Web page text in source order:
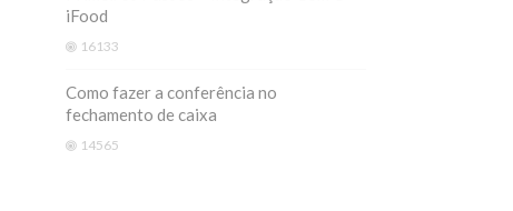
iFood
16133
Como fazer a conferência no
fechamento de caixa
14565